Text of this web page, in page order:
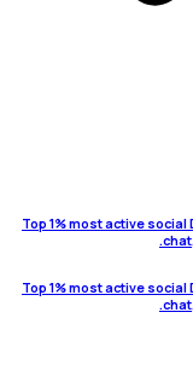
Top 1% most active
Top 1% most active